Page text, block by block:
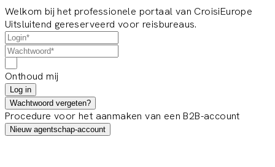
Welkom bij het professionele portaal van CroisiEurope
Uitsluitend gereserveerd voor reisbureaus.
Onthoud mij
Log in
Wachtwoord vergeten?
Procedure voor het aanmaken van een B2B-account
Nieuw agentschap-account